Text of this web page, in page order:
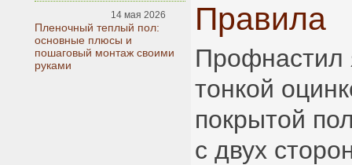
14 мая 2026
Пленочный теплый пол:
основные плюсы и
пошаговый монтаж своими
руками
Правила
Профнастил
тонкой
покрытой
с двух